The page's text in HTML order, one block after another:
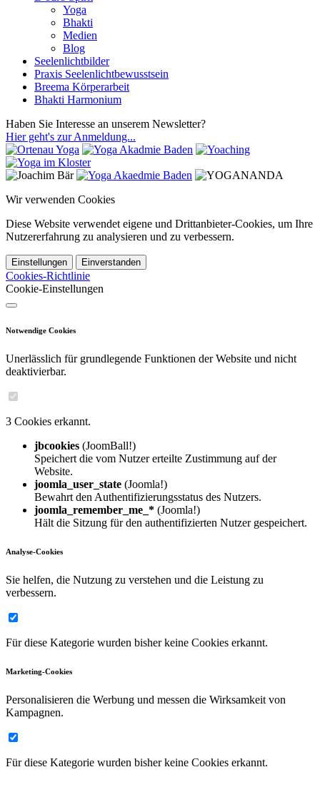
Yoga
Bhakti
Medien
Blog
Seelenlichtbilder
Praxis Seelenlichtbewusstsein
Breema Körperarbeit
Bhakti Harmonium
Haben Sie Interesse an unserem Newsletter?
Hier geht's zur Anmeldung...
Wir verwenden Cookies
Diese Website verwendet eigene und Drittanbieter-Cookies, um Ihre
Nutzererfahrung zu analysieren und zu verbessern.
Einstellungen Einverstanden
Cookies-Richtlinie
Cookie-Einstellungen
Notwendige Cookies
Unerlässlich für grundlegende Funktionen der Website und nicht
deaktivierbar.
3 Cookies erkannt.
jbcookies (JoomBall!)
Speichert die vom Nutzer erteilte Zustimmung auf der
Website.
joomla_user_state (Joomla!)
Bewahrt den Authentifizierungsstatus des Nutzers.
joomla_remember_me_* (Joomla!)
Hält die Sitzung für den authentifizierten Nutzer gespeichert.
Analyse-Cookies
Sie helfen, die Nutzung zu verstehen und die Leistung zu
verbessern.
Für diese Kategorie wurden bisher keine Cookies erkannt.
Marketing-Cookies
Personalisieren die Werbung und messen die Wirksamkeit von
Kampagnen.
Für diese Kategorie wurden bisher keine Cookies erkannt.